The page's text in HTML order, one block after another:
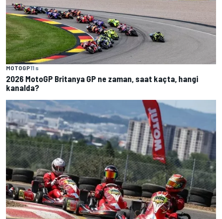
MOTOGP11 s
2026 MotoGP Britanya GP ne zaman, saat kaçta, hangi
kanalda?